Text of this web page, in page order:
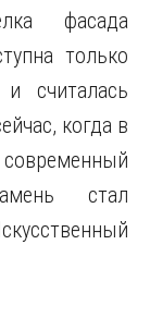
фасада
только
считалась
когда в
стал